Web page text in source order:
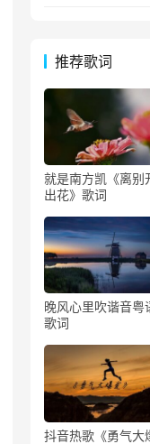
推荐歌词
就是南方凯《离别
出花》歌词
晚风心里吹谐音粤
歌词
抖音热歌《勇气大